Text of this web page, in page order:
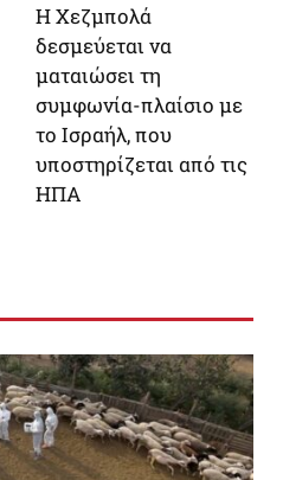
Η Χεζμπολά
δεσμεύεται να
ματαιώσει τη
συμφωνία-πλαίσιο με
το Ισραήλ, που
υποστηρίζεται από τις
ΗΠΑ